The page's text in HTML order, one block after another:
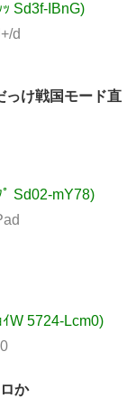
Sd3f-IBnG)
d
っけ戦国モード直
Sd02-mY78)
W 5724-Lcm0)
か